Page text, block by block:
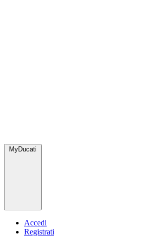
MyDucati
Accedi
Registrati